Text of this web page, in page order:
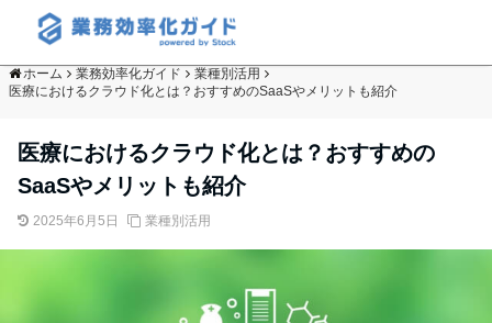
ホーム 業務効率化ガイド
業種別活用
医療におけるクラウド化とは？おすすめのSaaSやメリットも紹介
医療におけるクラウド化とは？おすすめの
SaaSやメリットも紹介
2025年6月5日 業種別活用